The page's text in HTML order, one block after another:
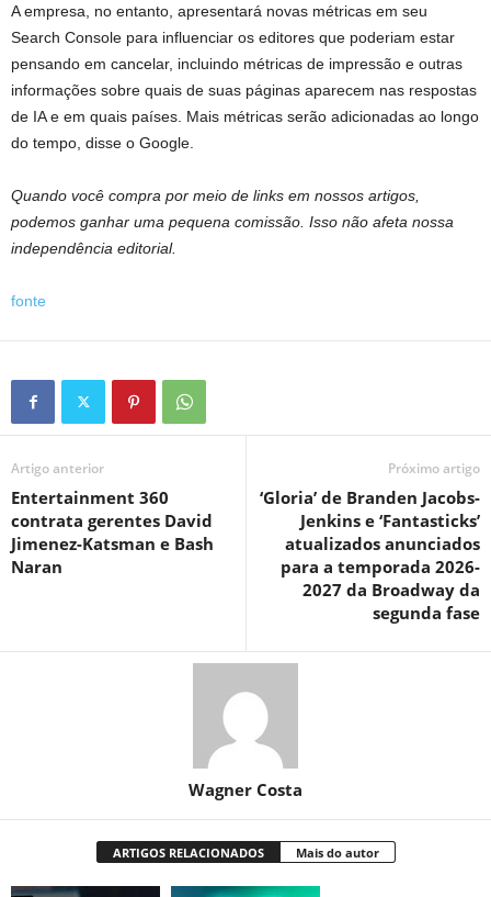
A empresa, no entanto, apresentará novas métricas em seu
Search Console para influenciar os editores que poderiam estar
pensando em cancelar, incluindo métricas de impressão e outras
informações sobre quais de suas páginas aparecem nas respostas
de IA e em quais países. Mais métricas serão adicionadas ao longo
do tempo, disse o Google.
Quando você compra por meio de links em nossos artigos,
podemos ganhar uma pequena comissão. Isso não afeta nossa
independência editorial.
fonte
Artigo anterior
Entertainment 360
contrata gerentes David
Jimenez-Katsman e Bash
Naran
Próximo artigo
‘Gloria’ de Branden Jacobs-
Jenkins e ‘Fantasticks’
atualizados anunciados
para a temporada 2026-
2027 da Broadway da
segunda fase
Wagner Costa
ARTIGOS RELACIONADOS Mais do autor